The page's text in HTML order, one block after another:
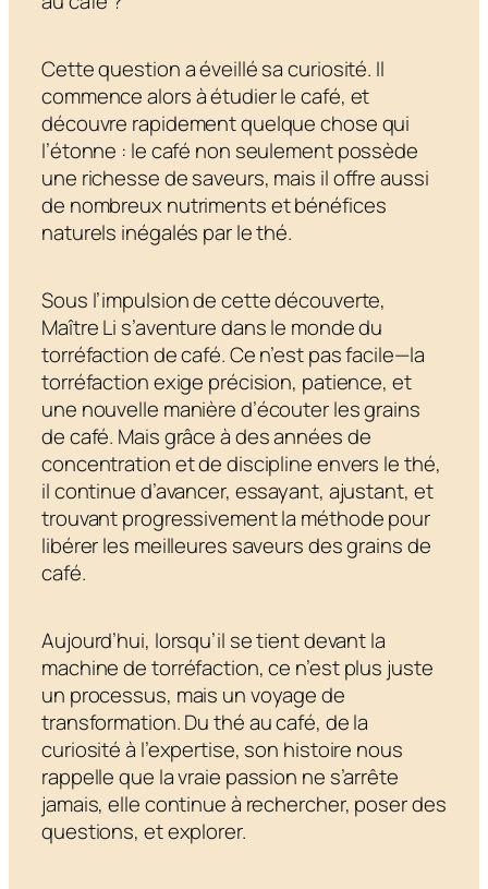
Cette question a éveillé sa curiosité. Il
commence alors à étudier le café, et
découvre rapidement quelque chose qui
l’étonne : le café non seulement possède
une richesse de saveurs, mais il offre aussi
de nombreux nutriments et bénéfices
naturels inégalés par le thé.
Sous l’impulsion de cette découverte,
Maître Li s’aventure dans le monde du
torréfaction de café. Ce n’est pas facile—la
torréfaction exige précision, patience, et
une nouvelle manière d’écouter les grains
de café. Mais grâce à des années de
concentration et de discipline envers le thé,
il continue d’avancer, essayant, ajustant, et
trouvant progressivement la méthode pour
libérer les meilleures saveurs des grains de
café.
Aujourd’hui, lorsqu’il se tient devant la
machine de torréfaction, ce n’est plus juste
un processus, mais un voyage de
transformation. Du thé au café, de la
curiosité à l’expertise, son histoire nous
rappelle que la vraie passion ne s’arrête
jamais, elle continue à rechercher, poser des
questions, et explorer.